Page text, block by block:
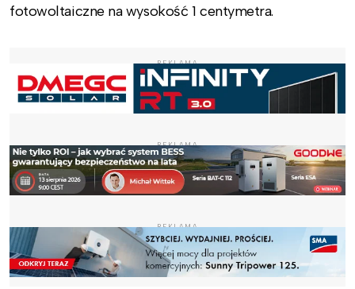
fotowoltaiczne na wysokość 1 centymetra.
REKLAMA
REKLAMA
REKLAMA